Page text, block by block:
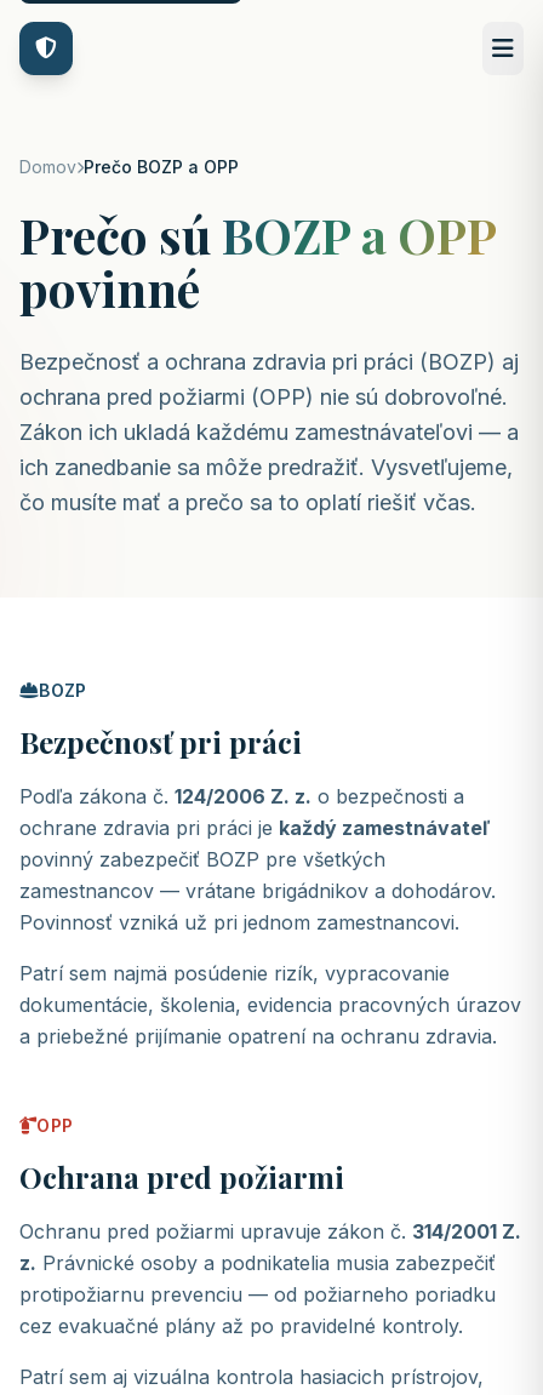
Domov Prečo BOZP a OPP
Prečo sú BOZP a OPP
povinné
Bezpečnosť a ochrana zdravia pri práci (BOZP) aj
ochrana pred požiarmi (OPP) nie sú dobrovoľné.
Zákon ich ukladá každému zamestnávateľovi — a
ich zanedbanie sa môže predražiť. Vysvetľujeme,
čo musíte mať a prečo sa to oplatí riešiť včas.
BOZP
Bezpečnosť pri práci
Podľa zákona č. 124/2006 Z. z. o bezpečnosti a
ochrane zdravia pri práci je každý zamestnávateľ
povinný zabezpečiť BOZP pre všetkých
zamestnancov — vrátane brigádnikov a dohodárov.
Povinnosť vzniká už pri jednom zamestnancovi.
Patrí sem najmä posúdenie rizík, vypracovanie
dokumentácie, školenia, evidencia pracovných úrazov
a priebežné prijímanie opatrení na ochranu zdravia.
OPP
Ochrana pred požiarmi
Ochranu pred požiarmi upravuje zákon č. 314/2001 Z.
z. Právnické osoby a podnikatelia musia zabezpečiť
protipožiarnu prevenciu — od požiarneho poriadku
cez evakuačné plány až po pravidelné kontroly.
Patrí sem aj vizuálna kontrola hasiacich prístrojov,